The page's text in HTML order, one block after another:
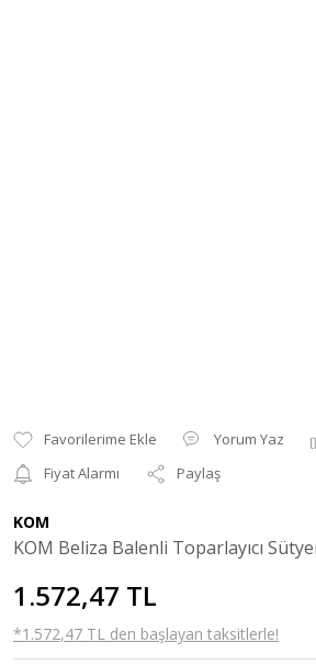
Yorum Yaz
Fiyat Alarmı
Paylaş
KOM
KOM Beliza Balenli Toparlayıcı
1.572,47 TL
*1.572,47 TL den başlayan taksitlerle!